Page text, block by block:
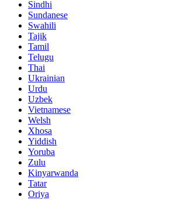
Sindhi
Sundanese
Swahili
Tajik
Tamil
Telugu
Thai
Ukrainian
Urdu
Uzbek
Vietnamese
Welsh
Xhosa
Yiddish
Yoruba
Zulu
Kinyarwanda
Tatar
Oriya